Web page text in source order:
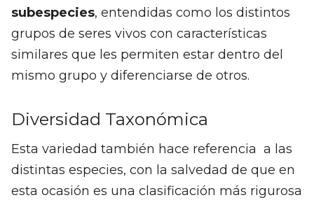
subespecies, entendidas como los distintos
grupos de seres vivos con características
similares que les permiten estar dentro del
mismo grupo y diferenciarse de otros.
Diversidad Taxonómica
Esta variedad también hace referencia a las
distintas especies, con la salvedad de que en
esta ocasión es una clasificación más rigurosa